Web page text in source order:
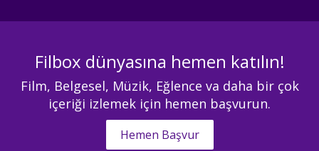
Filbox dünyasına hemen katılın!
Film, Belgesel, Müzik, Eğlence va daha bir çok
içeriği izlemek için hemen başvurun.
Hemen Başvur